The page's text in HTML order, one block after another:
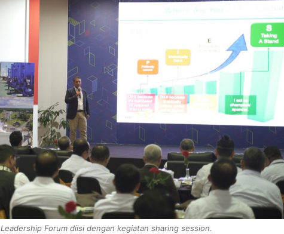
Forum diisi dengan kegiatan sharing session.